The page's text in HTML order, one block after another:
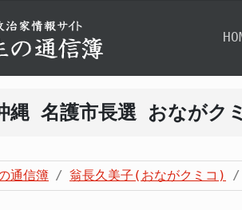
縄 名護市長選 おながク
通信簿 翁長久美子(おながクミコ)